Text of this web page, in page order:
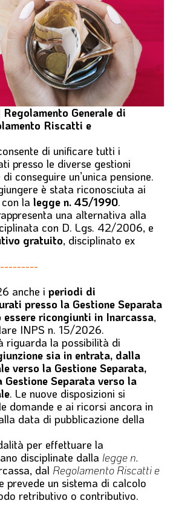
Regolamento Generale di
Riscatti e
di unificare tutti i
presso le diverse gestioni
conseguire un’unica pensione.
è stata riconosciuta ai
la legge n. 45/1990.
una alternativa alla
con D. Lgs. 42/2006, e
gratuito, disciplinato ex
anche i periodi di
presso la Gestione Separata
essere ricongiunti in Inarcassa,
INPS n. 15/2026.
riguarda la possibilità di
sia in entrata, dalla
verso la Gestione Separata,
Separata verso la
. Le nuove disposizioni si
domande e ai ricorsi ancora in
data di pubblicazione della
per effettuare la
disciplinate dalla legge n.
dal Regolamento Riscatti e
prevede un sistema di calcolo
retributivo o contributivo.